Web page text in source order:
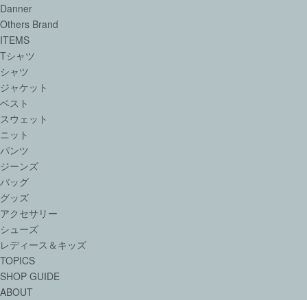
Danner
Others Brand
ITEMS
Tシャツ
シャツ
ジャケット
ベスト
スウェット
ニット
パンツ
ジーンズ
バッグ
グッズ
アクセサリー
シューズ
レディース＆キッズ
TOPICS
SHOP GUIDE
ABOUT